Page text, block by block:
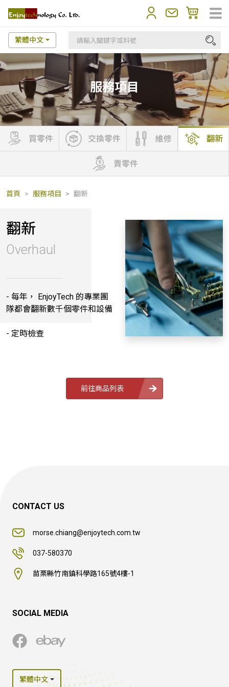
繁體中文
服務項目
買零件 交換零件 維修 翻新
賣零件
首頁 服務項目 翻新
翻新
Overhaul
- 每年， EnjoyTech 的專業團
隊都會翻新數千個零件和設備
- 定時檢查
前往商品列表
CONTACT US
morse.chiang@enjoytech.com.tw
037-580370
苗栗縣竹南鎮科學路165號4樓-1
SOCIAL MEDIA
繁體中文